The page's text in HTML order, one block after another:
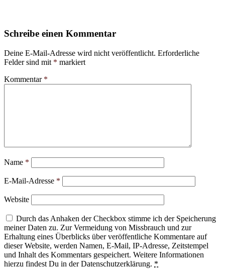
Schreibe einen Kommentar
Deine E-Mail-Adresse wird nicht veröffentlicht. Erforderliche
Felder sind mit * markiert
Kommentar *
Name *
E-Mail-Adresse *
Website
Durch das Anhaken der Checkbox stimme ich der Speicherung
meiner Daten zu. Zur Vermeidung von Missbrauch und zur
Erhaltung eines Überblicks über veröffentliche Kommentare auf
dieser Website, werden Namen, E-Mail, IP-Adresse, Zeitstempel
und Inhalt des Kommentars gespeichert. Weitere Informationen
hierzu findest Du in der Datenschutzerklärung. *